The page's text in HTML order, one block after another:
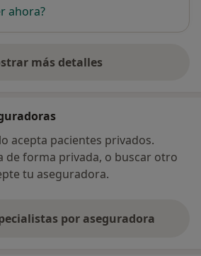
ahora?
más detalles
sobre la dirección
acepta pacientes privados.
de forma privada, o buscar otro
tu aseguradora.
por aseguradora